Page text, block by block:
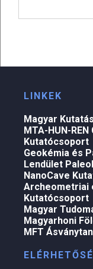
LINKEK
Magyar
MTA-HUN-
Kutatócsoport
Geokémia és
Lendület
NanoCave
Archeometriai
Kutatócsoport
Magyar
Magyarhoni
MFT